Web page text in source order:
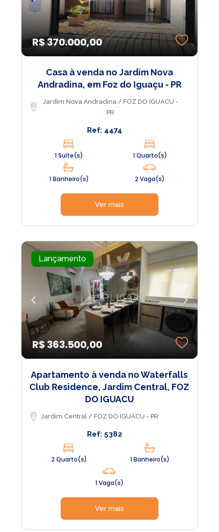
R$ 370.000,00
Casa à venda no Jardim Nova
Andradina, em Foz do Iguaçu - PR
Jardim Nova Andradina / FOZ DO IGUACU -
PR
Ref: 4474
1 Suíte(s) 1 Quarto(s)
1 Banheiro(s) 2 Vaga(s)
Ver mais
Lançamento
R$ 363.500,00
Apartamento à venda no Waterfalls
Club Residence, Jardim Central, FOZ
DO IGUACU
Jardim Central / FOZ DO IGUACU - PR
Ref: 5382
2 Quarto(s) 1 Banheiro(s)
1 Vaga(s)
Ver mais